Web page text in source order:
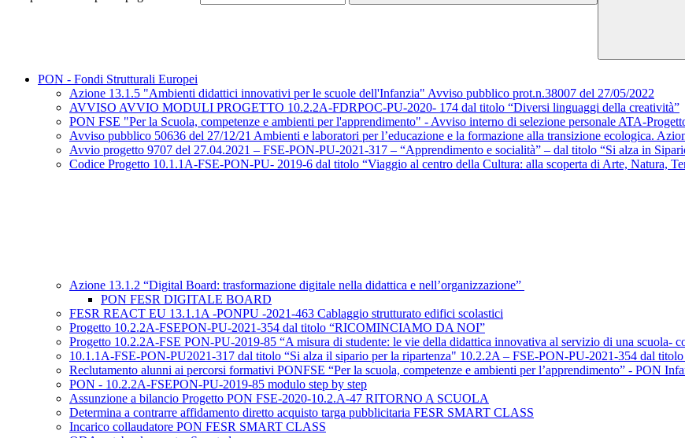
PON - Fondi Strutturali Europei
Azione 13.1.5 "Ambienti didattici innovativi per le scuole dell'Infanzia" Avviso pubblico prot.n.38007 del 27/05/2022
AVVISO AVVIO MODULI PROGETTO 10.2.2A-FDRPOC-PU-2020- 174 dal titolo “Diversi linguaggi della creatività”
PON FSE "Per la Scuola, competenze e ambienti per l'apprendimento" - Avviso interno di selezione personale ATA-
Avviso pubblico 50636 del 27/12/21 Ambienti e laboratori per l’educazione e la formazione alla transizione ecologica.
Avvio progetto 9707 del 27.04.2021 – FSE-PON-PU-2021-317 – “Apprendimento e socialità” – dal titolo “Si alza in
Codice Progetto 10.1.1A-FSE-PON-PU- 2019-6 dal titolo “Viaggio al centro della Cultura: alla scoperta di Arte, Natura,
Azione 13.1.2 “Digital Board: trasformazione digitale nella didattica e nell’organizzazione”
PON FESR DIGITALE BOARD
FESR REACT EU 13.1.1A -PONPU -2021-463 Cablaggio strutturato edifici scolastici
Progetto 10.2.2A-FSEPON-PU-2021-354 dal titolo “RICOMINCIAMO DA NOI”
Progetto 10.2.2A-FSE PON-PU-2019-85 “A misura di studente: le vie della didattica innovativa al servizio di una scuola-
10.1.1A-FSE-PON-PU2021-317 dal titolo “Si alza il sipario per la ripartenza" 10.2.2A – FSE-PON-PU-2021-354 dal
Reclutamento alunni ai percorsi formativi PONFSE “Per la scuola, competenze e ambienti per l’apprendimento” - PON
PON - 10.2.2A-FSEPON-PU-2019-85 modulo step by step
Assunzione a bilancio Progetto PON FSE-2020-10.2.A-47 RITORNO A SCUOLA
Determina a contrarre affidamento diretto acquisto targa pubblicitaria FESR SMART CLASS
Incarico collaudatore PON FESR SMART CLASS